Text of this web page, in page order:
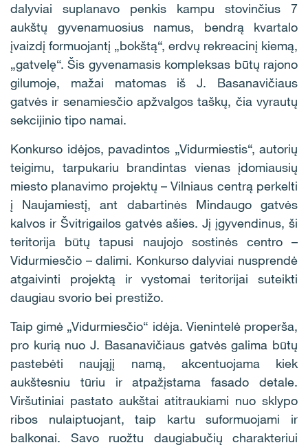
dalyviai suplanavo penkis kampu stovinčius 7
aukštų gyvenamuosius namus, bendrą kvartalo
įvaizdį formuojantį „bokštą“, erdvų rekreacinį kiemą,
„gatvelę“. Šis gyvenamasis kompleksas būtų rajono
gilumoje, mažai matomas iš J. Basanavičiaus
gatvės ir senamiesčio apžvalgos taškų, čia vyrautų
sekcijinio tipo namai.
Konkurso idėjos, pavadintos „Vidurmiestis“, autorių
teigimu, tarpukariu brandintas vienas įdomiausių
miesto planavimo projektų – Vilniaus centrą perkelti
į Naujamiestį, ant dabartinės Mindaugo gatvės
kalvos ir Švitrigailos gatvės ašies. Jį įgyvendinus, ši
teritorija būtų tapusi naujojo sostinės centro –
Vidurmiesčio – dalimi. Konkurso dalyviai nusprendė
atgaivinti projektą ir vystomai teritorijai suteikti
daugiau svorio bei prestižo.
Taip gimė „Vidurmiesčio“ idėja. Vienintelė properša,
pro kurią nuo J. Basanavičiaus gatvės galima būtų
pastebėti naująjį namą, akcentuojama kiek
aukštesniu tūriu ir atpažįstama fasado detale.
Viršutiniai pastato aukštai atitraukiami nuo sklypo
ribos nulaiptuojant, taip kartu suformuojami ir
balkonai. Savo ruožtu daugiabučių charakteriui